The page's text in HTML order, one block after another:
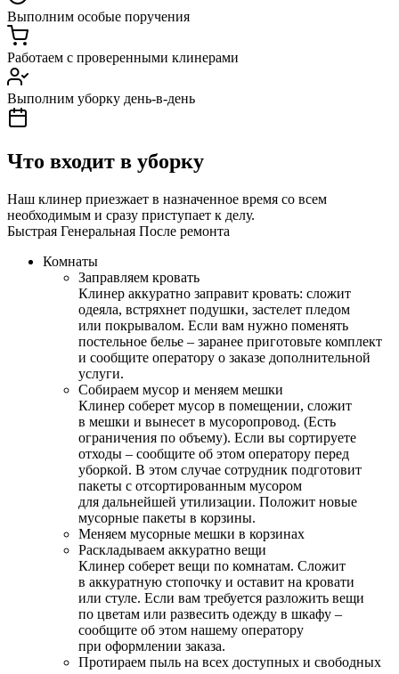
Выполним особые поручения
Работаем с проверенными клинерами
Выполним уборку день-в-день
Что входит в уборку
Наш клинер приезжает в назначенное время со всем
необходимым и сразу приступает к делу.
Быстрая Генеральная После ремонта
Комнаты
Заправляем кровать
Клинер аккуратно заправит кровать: сложит
одеяла, встряхнет подушки, застелет пледом
или покрывалом. Если вам нужно поменять
постельное белье – заранее приготовьте комплект
и сообщите оператору о заказе дополнительной
услуги.
Собираем мусор и меняем мешки
Клинер соберет мусор в помещении, сложит
в мешки и вынесет в мусоропровод. (Есть
ограничения по объему). Если вы сортируете
отходы – сообщите об этом оператору перед
уборкой. В этом случае сотрудник подготовит
пакеты с отсортированным мусором
для дальнейшей утилизации. Положит новые
мусорные пакеты в корзины.
Меняем мусорные мешки в корзинах
Раскладываем аккуратно вещи
Клинер соберет вещи по комнатам. Сложит
в аккуратную стопочку и оставит на кровати
или стуле. Если вам требуется разложить вещи
по цветам или развесить одежду в шкафу –
сообщите об этом нашему оператору
при оформлении заказа.
Протираем пыль на всех доступных и свободных